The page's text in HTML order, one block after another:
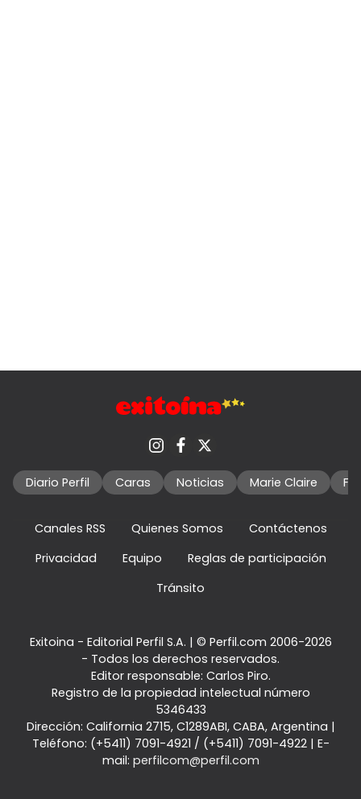
Diario Perfil Caras Noticias Marie Claire
Canales RSS Quienes Somos
Contáctenos
Privacidad
Equipo
Reglas de participación
Tránsito
Exitoina - Editorial Perfil S.A. | © Perfil.com 2006-2026
- Todos los derechos reservados.
Editor responsable: Carlos Piro.
Registro de la propiedad intelectual número
5346433
Dirección: California 2715, C1289ABI, CABA, Argentina |
Teléfono: (+5411) 7091-4921 / (+5411) 7091-4922| E-
mail: perfilcom@perfil.com